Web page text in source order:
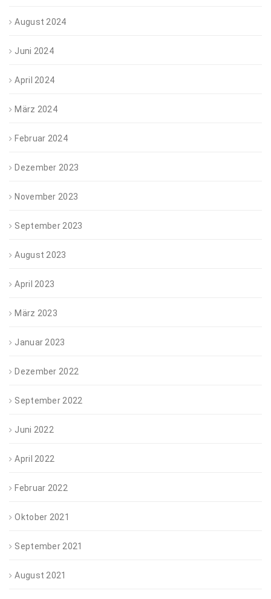
August 2024
Juni 2024
April 2024
März 2024
Februar 2024
Dezember 2023
November 2023
September 2023
August 2023
April 2023
März 2023
Januar 2023
Dezember 2022
September 2022
Juni 2022
April 2022
Februar 2022
Oktober 2021
September 2021
August 2021